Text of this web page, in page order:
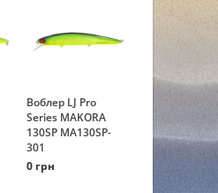
Воблер LJ Pro
Series MAKORA
130SP MA130SP-
301
0 грн